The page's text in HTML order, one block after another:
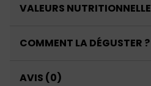
VALEURS
produit :
COMMENT LA DÉGUSTER ?
AVIS (0)